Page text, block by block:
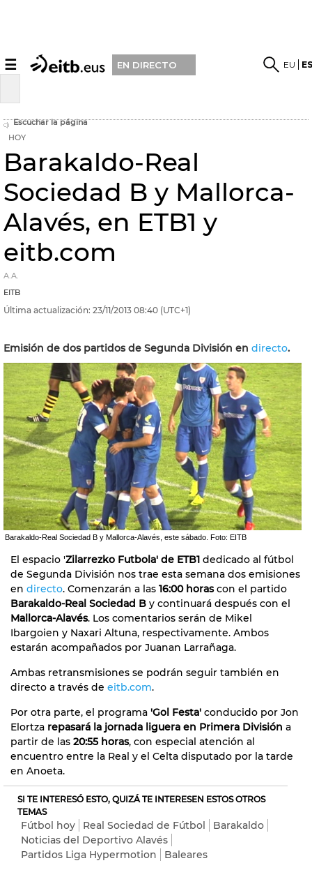
☰ EN DIRECTO EU
Escuchar la página
HOY
Barakaldo-Real
Sociedad B y Mallorca-
Alavés, en ETB1 y
eitb.com
A.A.
EITB
Última actualización: 23/11/2013 08:40 (UTC+1)
Emisión de dos partidos de Segunda División en directo.
Barakaldo-Real Sociedad B y Mallorca-Alavés, este sábado. Foto: EITB
El espacio 'Zilarrezko Futbola' de ETB1 dedicado al fútbol
de Segunda División nos trae esta semana dos emisiones
en directo. Comenzarán a las 16:00 horascon el partido
Barakaldo-Real Sociedad B y continuará después con el
Mallorca-Alavés. Los comentarios serán de Mikel
Ibargoien y Naxari Altuna, respectivamente. Ambos
estarán acompañados por Juanan Larrañaga.
Ambas retransmisiones se podrán seguir también en
directo a través de eitb.com.
Por otra parte, el programa 'Gol Festa' conducido por Jon
Elortza repasará la jornada liguera en Primera División a
partir de las 20:55 horas, con especial atención al
encuentro entre la Real y el Celta disputado por la tarde
en Anoeta.
SI TE INTERESÓ ESTO, QUIZÁ TE INTERESEN ESTOS OTROS
TEMAS
Fútbol hoy Real Sociedad de Fútbol
Barakaldo
Noticias del Deportivo Alavés
Partidos Liga Hypermotion
Baleares